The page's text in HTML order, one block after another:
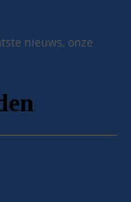
nieuws, onze